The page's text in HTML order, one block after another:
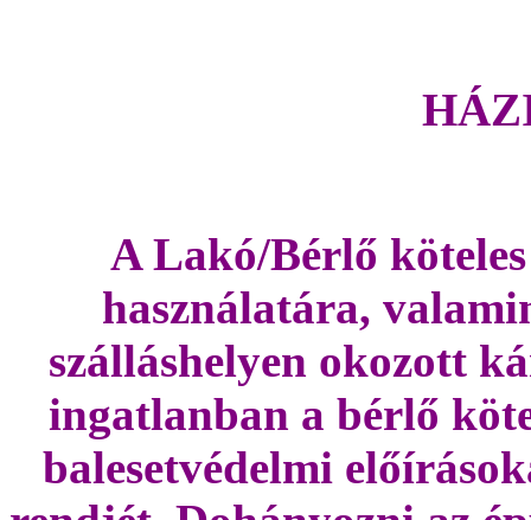
A Lakó/Bérlő
használatára,
szálláshelyen okozott
ingatlanban a bérlő
balesetvédelmi